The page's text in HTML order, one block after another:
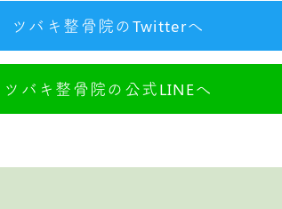
ツバキ整骨院のTwitterへ
ツバキ整骨院の公式LINEへ